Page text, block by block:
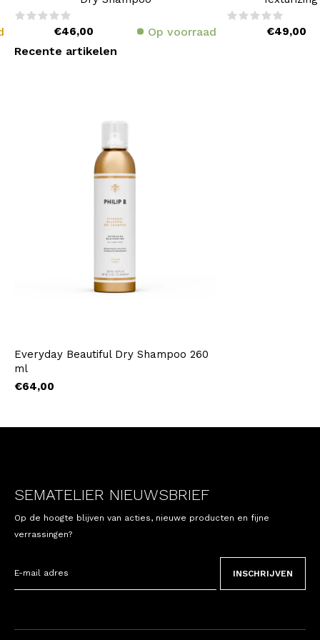
€46,00 Op voorraad €49,00
Recente artikelen
Everyday Beautiful Dry Shampoo 260
ml
€64,00
SEMATELIER NIEUWSBRIEF
Op de hoogte blijven van acties, nieuwe producten en fijne
verrassingen?
INSCHRIJVEN